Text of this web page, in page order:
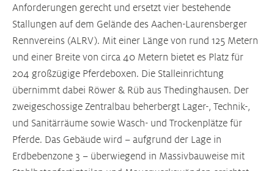
Anforderungen gerecht und ersetzt vier bestehende
Stallungen auf dem Gelände des Aachen-Laurensberger
Rennvereins (ALRV). Mit einer Länge von rund 125 Metern
und einer Breite von circa 40 Metern bietet es Platz für
204 großzügige Pferdeboxen. Die Stalleinrichtung
übernimmt dabei Röwer & Rüb aus Thedinghausen. Der
zweigeschossige Zentralbau beherbergt Lager-, Technik-,
und Sanitärräume sowie Wasch- und Trockenplätze für
Pferde. Das Gebäude wird – aufgrund der Lage in
Erdbebenzone 3 – überwiegend in Massivbauweise mit